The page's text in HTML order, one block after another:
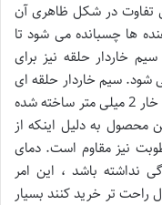
تفاوت در شکل ظاهری آن
ها چسبانده می شود تا
خاردار حلقه نیز برای
شود. سیم خاردار حلقه ای
همچنین از رشته سیم با قطر 2.5 و ضخامت خار 2 میلی متر ساخته شده
به دلیل اینکه از
نیز مقاوم است. دمای
نداشته باشد ، این امر
راحت تر خرید کنند بسیار